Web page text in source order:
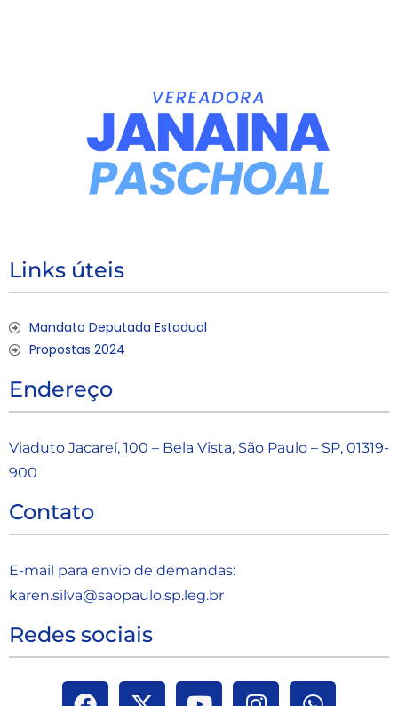
Links úteis
Mandato Deputada Estadual
Propostas 2024
Endereço
Viaduto Jacareí, 100 – Bela Vista, São Paulo – SP, 01319-
900
Contato
E-mail para envio de demandas:
karen.silva@saopaulo.sp.leg.br
Redes sociais